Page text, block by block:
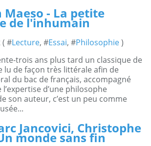
- La petite
de l'inhumain
( #Lecture, #Essai, #Philosophie)
trois ans plus tard un classique de
lu de façon très littérale afin de
du bac de français, accompagné
d’une philosophe
son auteur, c’est un peu comme
Jancovici, Christophe
monde sans fin